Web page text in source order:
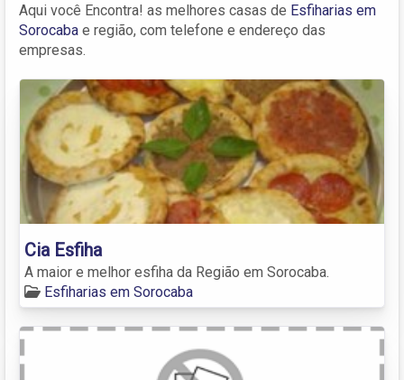
Aqui você Encontra! as melhores casas de Esfiharias em
Sorocaba e região, com telefone e endereço das
empresas.
Cia Esfiha
A maior e melhor esfiha da Região em Sorocaba.
Esfiharias em Sorocaba